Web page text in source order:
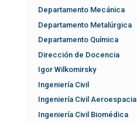
Departamento Mecánica
Departamento Metalúrgica
Departamento Química
Dirección de Docencia
Igor Wilkomirsky
Ingeniería Civil
Ingeniería Civil Aeroespacial
Ingeniería Civil Biomédica